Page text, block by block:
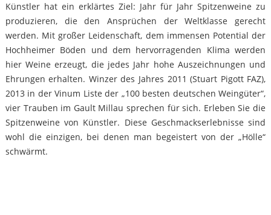
Künstler hat ein erklärtes Ziel: Jahr für Jahr Spitzenweine zu
produzieren, die den Ansprüchen der Weltklasse gerecht
werden. Mit großer Leidenschaft, dem immensen Potential der
Hochheimer Böden und dem hervorragenden Klima werden
hier Weine erzeugt, die jedes Jahr hohe Auszeichnungen und
Ehrungen erhalten. Winzer des Jahres 2011 (Stuart Pigott FAZ),
2013 in der Vinum Liste der „100 besten deutschen Weingüter“,
vier Trauben im Gault Millau sprechen für sich. Erleben Sie die
Spitzenweine von Künstler. Diese Geschmackserlebnisse sind
wohl die einzigen, bei denen man begeistert von der „Hölle“
schwärmt.